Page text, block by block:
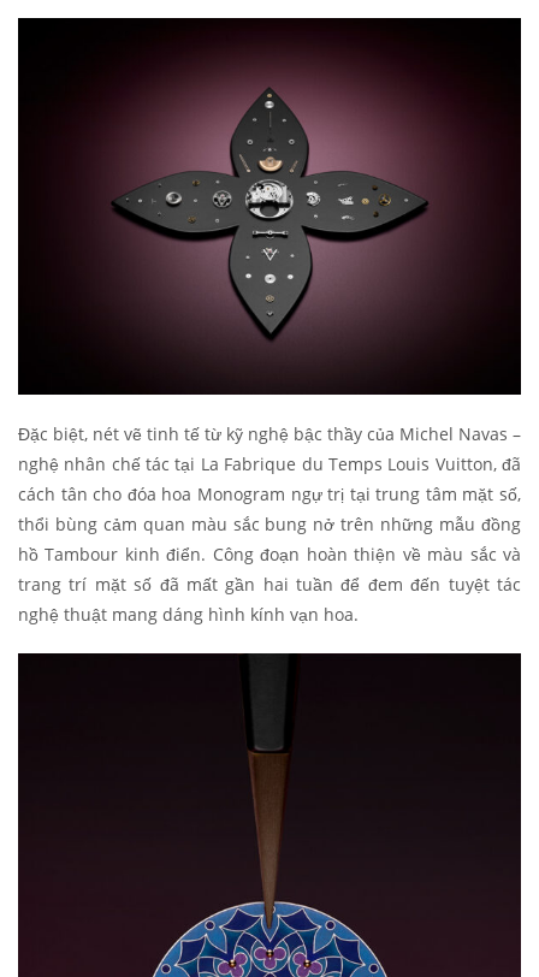
Đặc biệt, nét vẽ tinh tế từ kỹ nghệ bậc thầy của Michel Navas –
nghệ nhân chế tác tại La Fabrique du Temps Louis Vuitton, đã
cách tân cho đóa hoa Monogram ngự trị tại trung tâm mặt số,
thổi bùng cảm quan màu sắc bung nở trên những mẫu đồng
hồ Tambour kinh điển. Công đoạn hoàn thiện về màu sắc và
trang trí mặt số đã mất gần hai tuần để đem đến tuyệt tác
nghệ thuật mang dáng hình kính vạn hoa.